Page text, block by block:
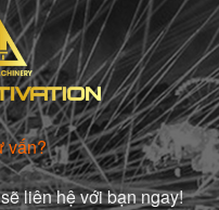
vấn?
liên hệ với bạn ngay!